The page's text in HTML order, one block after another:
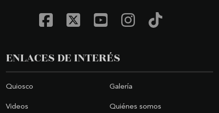
ENLACES DE INTERÉS
Quiosco Galería
Videos Quiénes somos